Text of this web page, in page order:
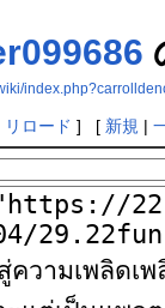
リロード ] [ 新規 |